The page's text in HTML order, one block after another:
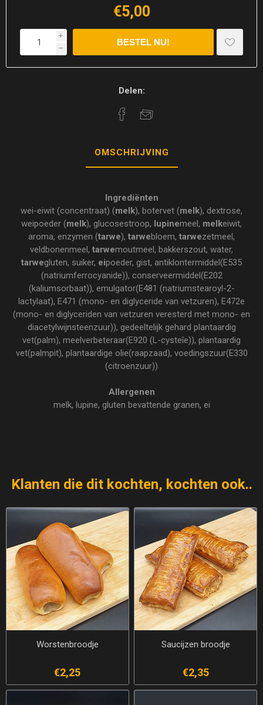
€5,00
i
h
Delen:
OMSCHRIJVING
Ingrediënten
wei-eiwit (concentraat) (melk), botervet (melk), dextrose,
weipoeder (melk), glucosestroop, lupinemeel, melkeiwit,
aroma, enzymen (tarwe), tarwebloem, tarwezetmeel,
veldbonenmeel, tarwemoutmeel, bakkerszout, water,
tarwegluten, suiker, eipoeder, gist, antiklontermiddel(E535
(natriumferrocyanide)), conserveermiddel(E202
(kaliumsorbaat)), emulgator(E481 (natriumstearoyl-2-
lactylaat), E471 (mono- en diglyceride van vetzuren), E472e
(mono- en diglyceriden van vetzuren veresterd met mono- en
diacetylwijnsteenzuur)), gedeeltelijk gehard plantaardig
vet(palm), meelverbeteraar(E920 (L-cysteîe)), plantaardig
vet(palmpit), plantaardige olie(raapzaad), voedingszuur(E330
(citroenzuur))
Allergenen
melk, lupine, gluten bevattende granen, ei
Klanten die dit kochten, kochten ook..
Worstenbroodje
€2,25
Saucijzen broodje
€2,35